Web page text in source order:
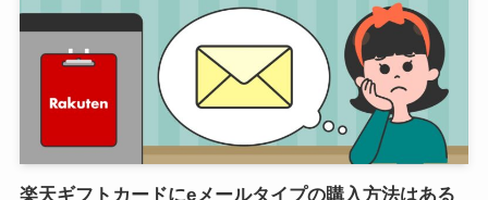
楽天ギフトカードにeメールタイプの購入方法はある